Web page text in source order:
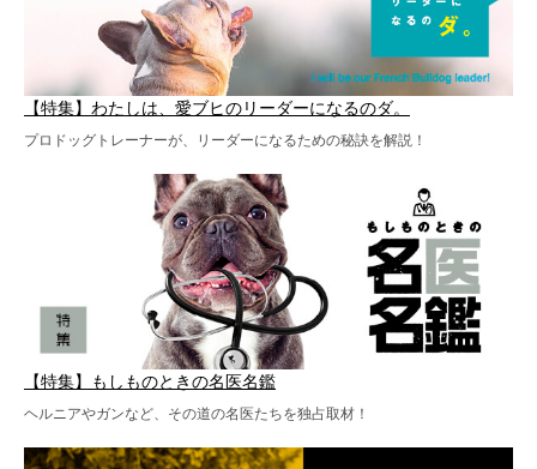
【特集】わたしは、愛ブヒのリーダーになるのダ。
プロドッグトレーナーが、リーダーになるための秘訣を解説！
【特集】もしものときの名医名鑑
ヘルニアやガンなど、その道の名医たちを独占取材！